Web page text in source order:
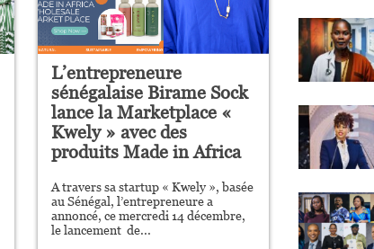
L’entrepreneure
sénégalaise Birame Sock
lance la Marketplace «
Kwely » avec des
produits Made in Africa
A travers sa startup « Kwely », basée
au Sénégal, l’entrepreneure a
annoncé, ce mercredi 14 décembre,
le lancement de...